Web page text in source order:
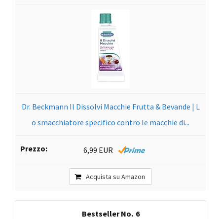
Dr. Beckmann Il Dissolvi Macchie Frutta & Bevande | L
o smacchiatore specifico contro le macchie di...
6,99 EUR
Acquista su Amazon
6